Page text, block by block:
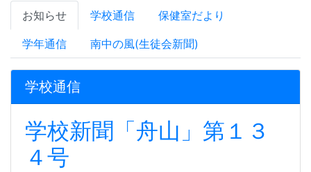
お知らせ 学校通信 保健室だより
学年通信 南中の風(生徒会新聞)
学校通信
学校新聞「舟山」第１３
４号